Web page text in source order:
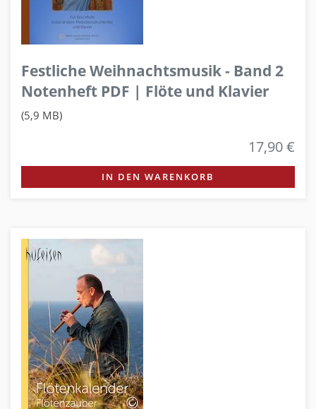
Festliche Weihnachtsmusik - Band 2
Notenheft PDF | Flöte und Klavier
(5,9 MB)
17,90 €
IN DEN WARENKORB